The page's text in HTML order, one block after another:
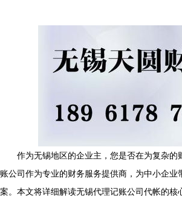
作为无锡地区的企业主，您是否在为复杂的
账公司作为专业的财务服务提供商，为中小企业
案。本文将详细解读无锡代理记账公司代帐的核